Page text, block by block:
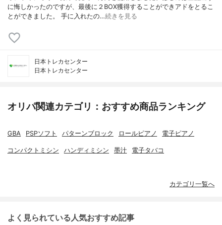
に悔しかったのですが、最後に２BOX獲得することができアドをとるこ
とができました。 手に入れたの…続きを見る
日本トレカセンター
日本トレカセンター
オリパ関連カテゴリ：おすすめ商品ランキング
GBA PSPソフト パターンブロック ロールピアノ 電子ピアノ
コンパクトミシン ハンディミシン 墨汁 電子タバコ
カテゴリ一覧へ
よく見られている人気おすすめ記事